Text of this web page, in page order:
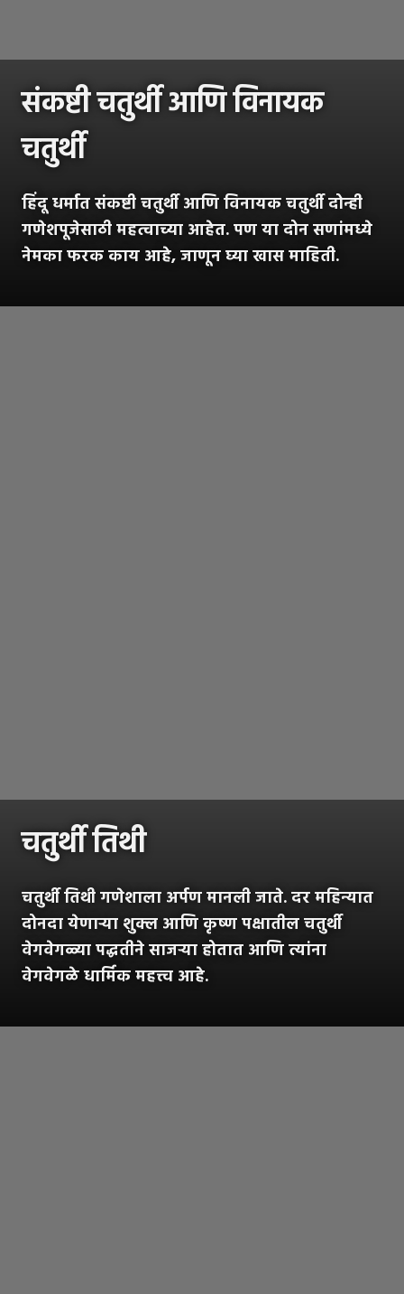
संकष्टी चतुर्थी आणि विनायक
चतुर्थी
हिंदू धर्मात संकष्टी चतुर्थी आणि विनायक चतुर्थी दोन्ही
गणेशपूजेसाठी महत्वाच्या आहेत. पण या दोन सणांमध्ये
नेमका फरक काय आहे, जाणून घ्या खास माहिती.
चतुर्थी तिथी
चतुर्थी तिथी गणेशाला अर्पण मानली जाते. दर महिन्यात
दोनदा येणाऱ्या शुक्ल आणि कृष्ण पक्षातील चतुर्थी
वेगवेगळ्या पद्धतीने साजऱ्या होतात आणि त्यांना
वेगवेगळे धार्मिक महत्त्व आहे.